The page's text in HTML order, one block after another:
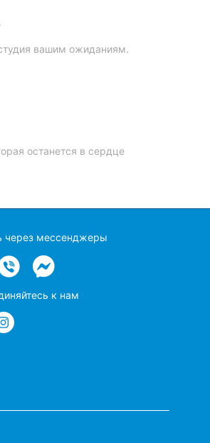
вашим ожиданиям.
останется в сердце
через мессенджеры
к нам